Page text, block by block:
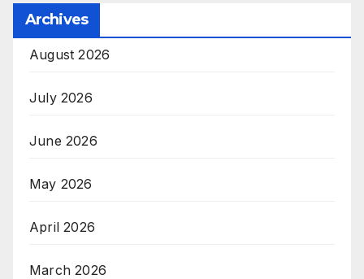
Archives
August 2026
July 2026
June 2026
May 2026
April 2026
March 2026